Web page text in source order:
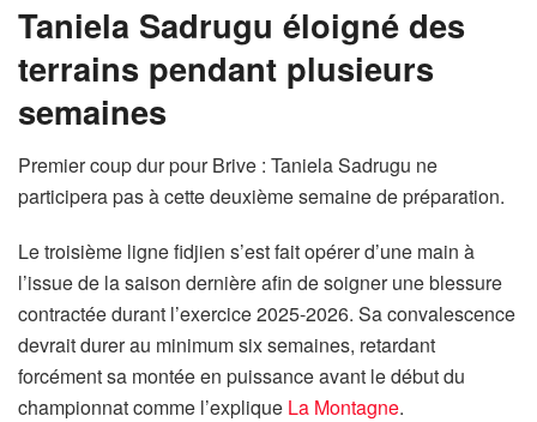
Taniela Sadrugu éloigné des
terrains pendant plusieurs
semaines
Premier coup dur pour Brive : Taniela Sadrugu ne
participera pas à cette deuxième semaine de préparation.
Le troisième ligne fidjien s’est fait opérer d’une main à
l’issue de la saison dernière afin de soigner une blessure
contractée durant l’exercice 2025-2026. Sa convalescence
devrait durer au minimum six semaines, retardant
forcément sa montée en puissance avant le début du
championnat comme l’explique La Montagne.